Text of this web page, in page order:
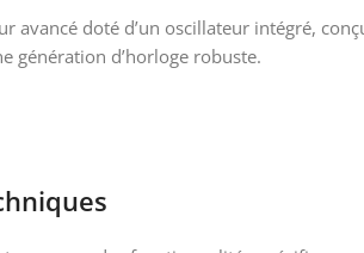
avancé doté d’un oscillateur intégré,
génération d’horloge robuste.